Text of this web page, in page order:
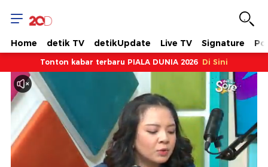
Home detik TV detikUpdate Live TV Signature
Tonton kabar terbaru PIALA DUNIA 2026 Di Sini